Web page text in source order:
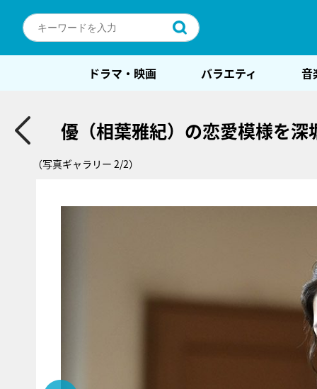
ドラマ・映画 バラエティ 音
優（相葉雅紀）の恋愛模様を
（写真ギャラリー 2/2）